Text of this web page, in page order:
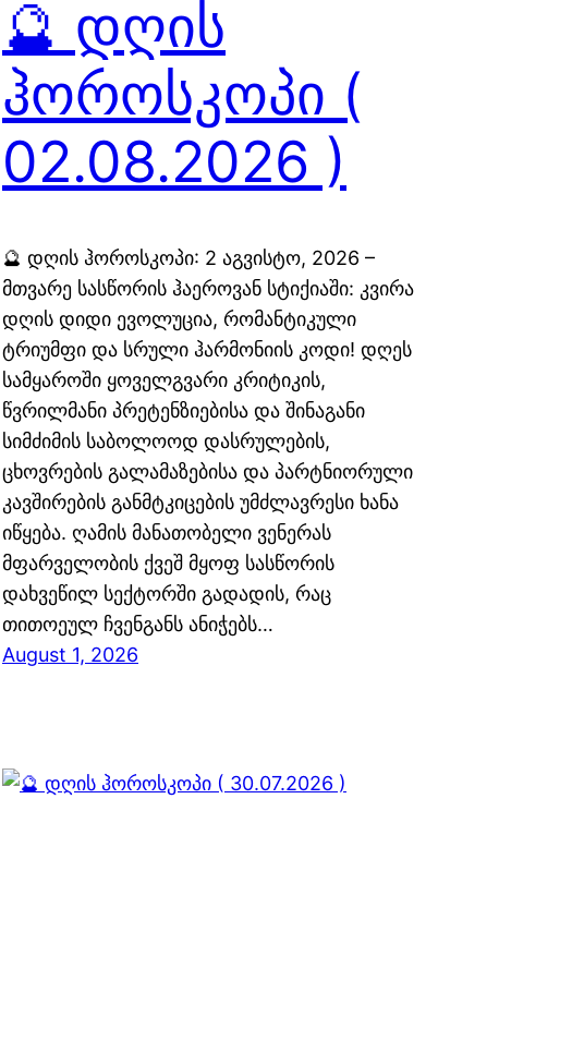
🔮 დღის
ჰოროსკოპი (
02.08.2026 )
🔮 დღის ჰოროსკოპი: 2 აგვისტო, 2026 –
მთვარე სასწორის ჰაეროვან სტიქიაში: კვირა
დღის დიდი ევოლუცია, რომანტიკული
ტრიუმფი და სრული ჰარმონიის კოდი! დღეს
სამყაროში ყოველგვარი კრიტიკის,
წვრილმანი პრეტენზიებისა და შინაგანი
სიმძიმის საბოლოოდ დასრულების,
ცხოვრების გალამაზებისა და პარტნიორული
კავშირების განმტკიცების უმძლავრესი ხანა
იწყება. ღამის მანათობელი ვენერას
მფარველობის ქვეშ მყოფ სასწორის
დახვეწილ სექტორში გადადის, რაც
თითოეულ ჩვენგანს ანიჭებს…
August 1, 2026